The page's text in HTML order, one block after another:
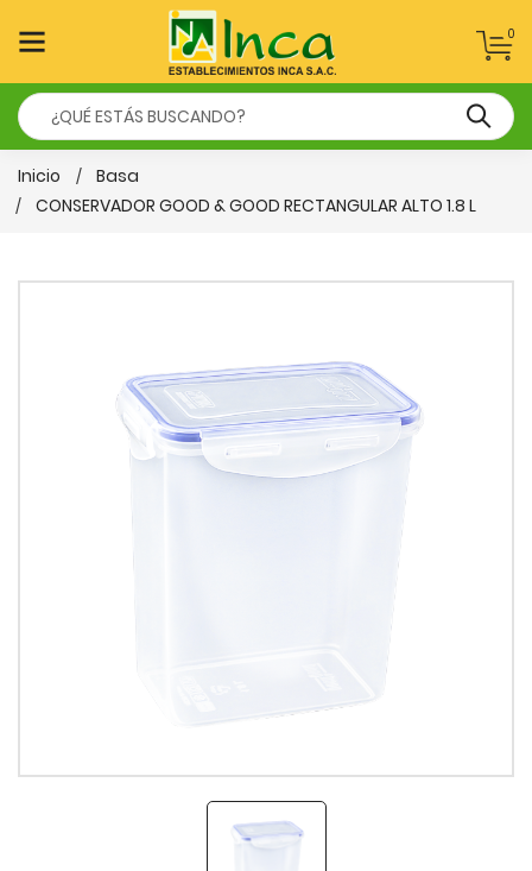
0
Inicio
Basa
CONSERVADOR GOOD & GOOD RECTANGULAR ALTO 1.8 L